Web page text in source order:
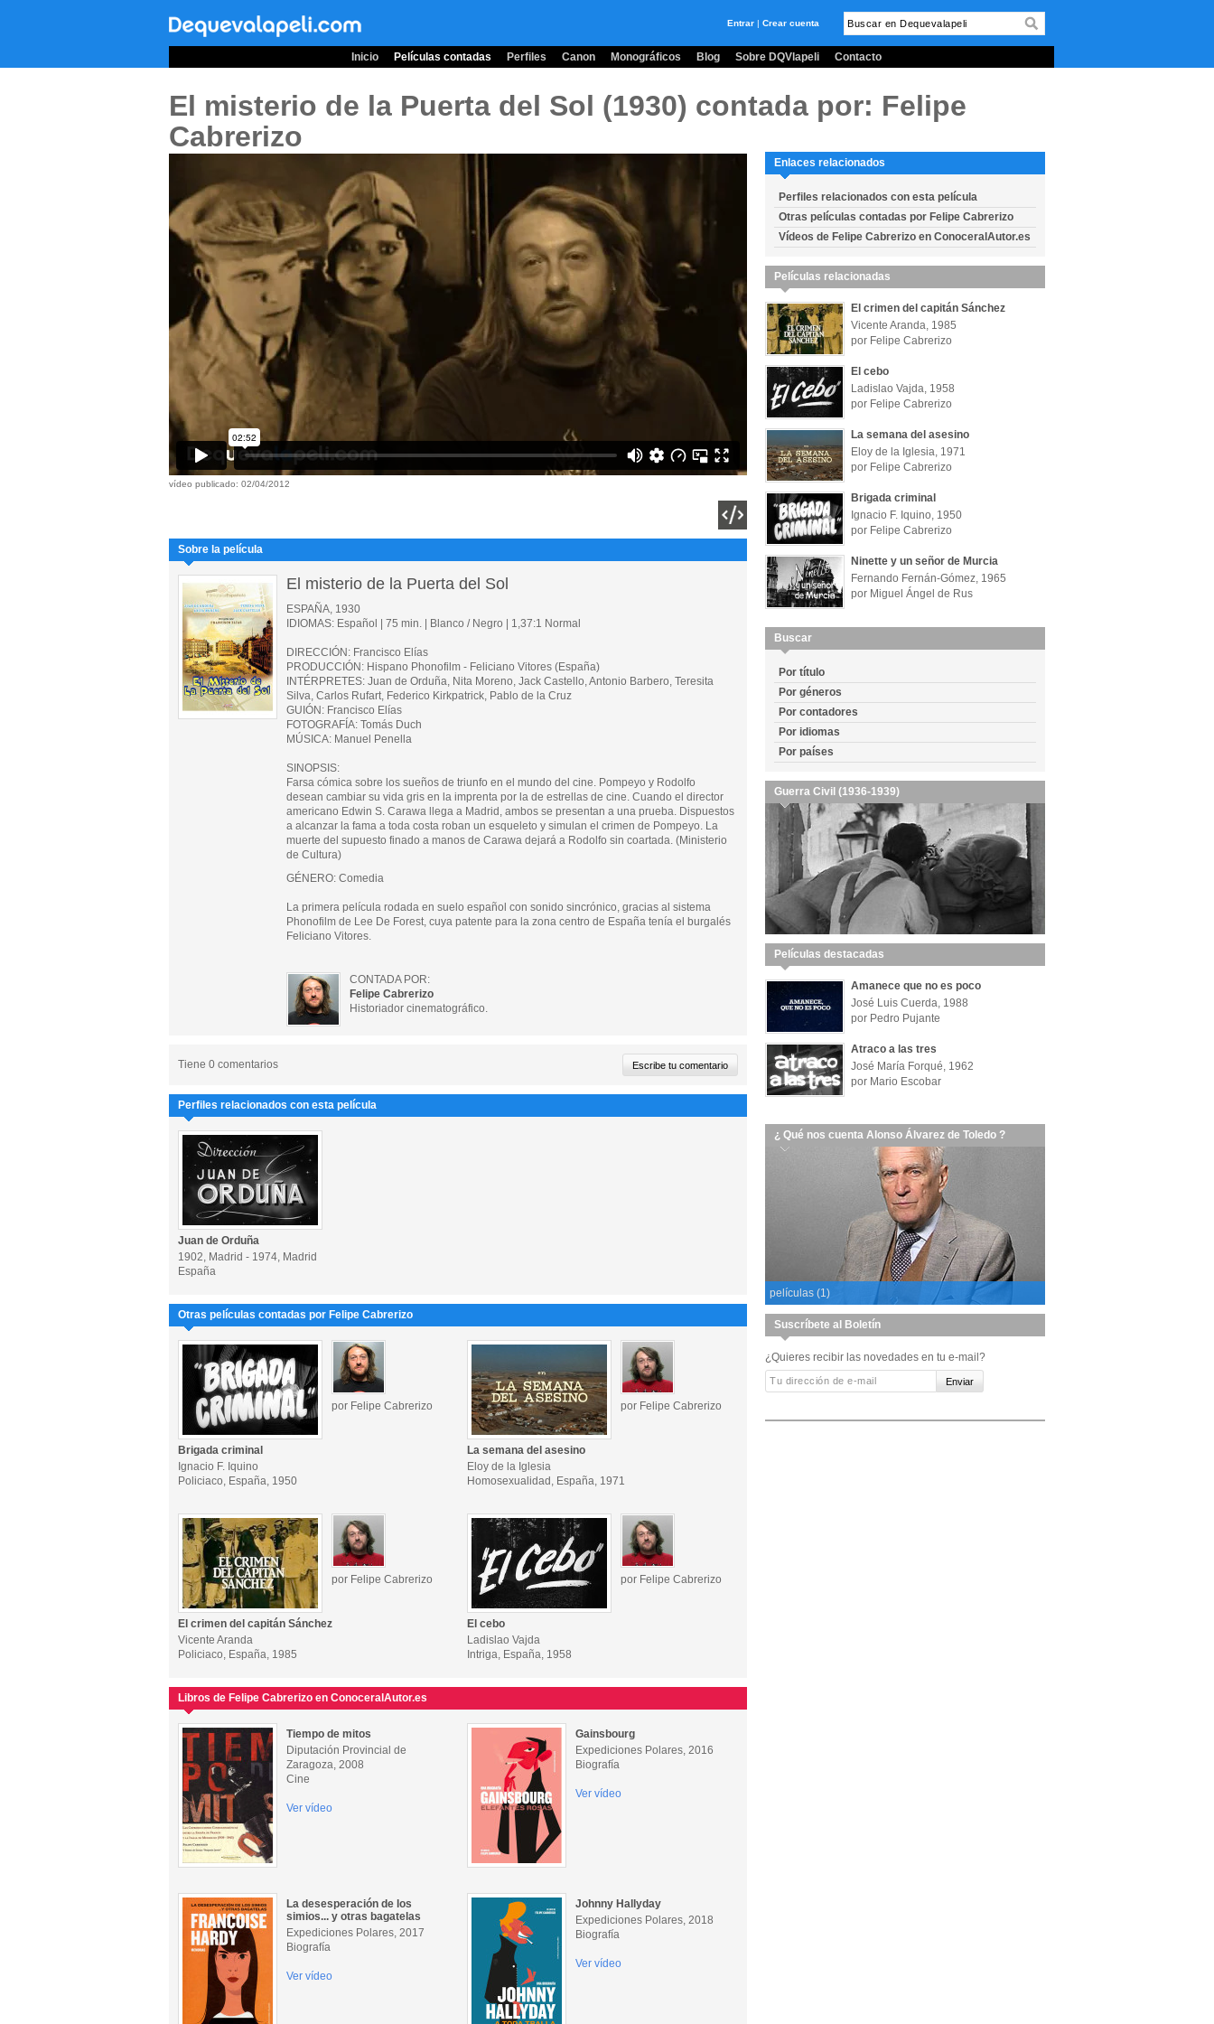
Entrar | Crear cuenta
Inicio Películas contadas Perfiles Canon Monográficos Blog Sobre DQVlapeli Contacto
El misterio de la Puerta del Sol (1930) contada por: Felipe
Cabrerizo
vídeo publicado: 02/04/2012
Sobre la película
El misterio de la Puerta del Sol
ESPAÑA, 1930
IDIOMAS: Español | 75 min. | Blanco / Negro | 1,37:1 Normal
DIRECCIÓN: Francisco Elías
PRODUCCIÓN: Hispano Phonofilm - Feliciano Vitores (España)
INTÉRPRETES: Juan de Orduña, Nita Moreno, Jack Castello, Antonio Barbero, Teresita
Silva, Carlos Rufart, Federico Kirkpatrick, Pablo de la Cruz
GUIÓN: Francisco Elías
FOTOGRAFÍA: Tomás Duch
MÚSICA: Manuel Penella
SINOPSIS:
Farsa cómica sobre los sueños de triunfo en el mundo del cine. Pompeyo y Rodolfo
desean cambiar su vida gris en la imprenta por la de estrellas de cine. Cuando el director
americano Edwin S. Carawa llega a Madrid, ambos se presentan a una prueba. Dispuestos
a alcanzar la fama a toda costa roban un esqueleto y simulan el crimen de Pompeyo. La
muerte del supuesto finado a manos de Carawa dejará a Rodolfo sin coartada. (Ministerio
de Cultura)
GÉNERO: Comedia
La primera película rodada en suelo español con sonido sincrónico, gracias al sistema
Phonofilm de Lee De Forest, cuya patente para la zona centro de España tenía el burgalés
Feliciano Vitores.
CONTADA POR:
Felipe Cabrerizo
Historiador cinematográfico.
Tiene 0 comentarios
Perfiles relacionados con esta película
Juan de Orduña
1902, Madrid - 1974, Madrid
España
Otras películas contadas por Felipe Cabrerizo
por Felipe Cabrerizo
Brigada criminal
Ignacio F. Iquino
Policiaco, España, 1950
por Felipe Cabrerizo
La semana del asesino
Eloy de la Iglesia
Homosexualidad, España, 1971
por Felipe Cabrerizo
El crimen del capitán Sánchez
Vicente Aranda
Policiaco, España, 1985
por Felipe Cabrerizo
El cebo
Ladislao Vajda
Intriga, España, 1958
Libros de Felipe Cabrerizo en ConoceralAutor.es
Tiempo de mitos
Diputación Provincial de
Zaragoza, 2008
Cine
Ver vídeo
Gainsbourg
Expediciones Polares, 2016
Biografía
Ver vídeo
La desesperación de los
simios... y otras bagatelas
Expediciones Polares, 2017
Biografía
Ver vídeo
Johnny Hallyday
Expediciones Polares, 2018
Biografía
Ver vídeo
Enlaces relacionados
Perfiles relacionados con esta película
Otras películas contadas por Felipe Cabrerizo
Vídeos de Felipe Cabrerizo en ConoceralAutor.es
Películas relacionadas
El crimen del capitán Sánchez
Vicente Aranda, 1985
por Felipe Cabrerizo
El cebo
Ladislao Vajda, 1958
por Felipe Cabrerizo
La semana del asesino
Eloy de la Iglesia, 1971
por Felipe Cabrerizo
Brigada criminal
Ignacio F. Iquino, 1950
por Felipe Cabrerizo
Ninette y un señor de Murcia
Fernando Fernán-Gómez, 1965
por Miguel Ángel de Rus
Buscar
Por título
Por géneros
Por contadores
Por idiomas
Por países
Guerra Civil (1936-1939)
Películas destacadas
Amanece que no es poco
José Luis Cuerda, 1988
por Pedro Pujante
Atraco a las tres
José María Forqué, 1962
por Mario Escobar
¿ Qué nos cuenta Alonso Álvarez de Toledo ?
películas (1)
Suscríbete al Boletín
¿Quieres recibir las novedades en tu e-mail?